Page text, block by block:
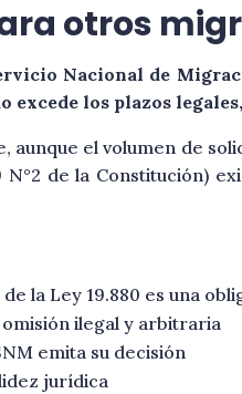
otros
Nacional de
los plazos
aunque el volumen de
de la Constitución)
la Ley 19.880 es una
ilegal y arbitraria
emita su decisión
jurídica